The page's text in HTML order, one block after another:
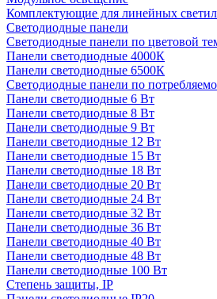
Комплектующие для линейных
Светодиодные панели
Светодиодные панели по цветовой
Панели светодиодные 4000К
Панели светодиодные 6500К
Светодиодные панели по
Панели светодиодные 6 Вт
Панели светодиодные 8 Вт
Панели светодиодные 9 Вт
Панели светодиодные 12 Вт
Панели светодиодные 15 Вт
Панели светодиодные 18 Вт
Панели светодиодные 20 Вт
Панели светодиодные 24 Вт
Панели светодиодные 32 Вт
Панели светодиодные 36 Вт
Панели светодиодные 40 Вт
Панели светодиодные 48 Вт
Панели светодиодные 100 Вт
Степень защиты, IP